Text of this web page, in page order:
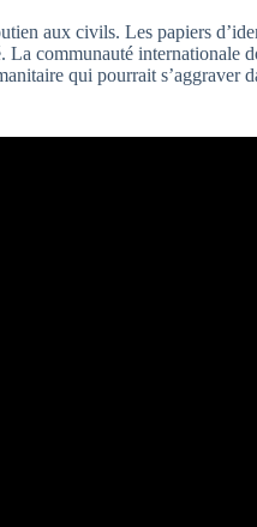
aux civils. Les papiers
La communauté internationale
qui pourrait s’aggraver